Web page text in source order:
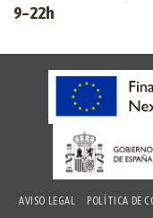
9–22h
AVISO LEGAL POLÍTICA DE